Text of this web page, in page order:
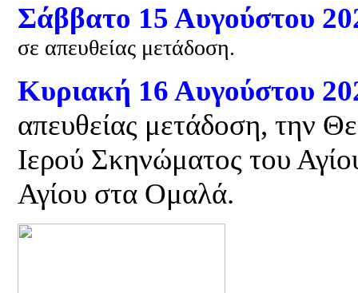
Σάββατο 15 Αυγούστου
σε απευθείας μετάδοση.
Κυριακή 16 Αυγούστου
απευθείας μετάδοση, την
Ιερού Σκηνώματος του
Αγίου στα Ομαλά.